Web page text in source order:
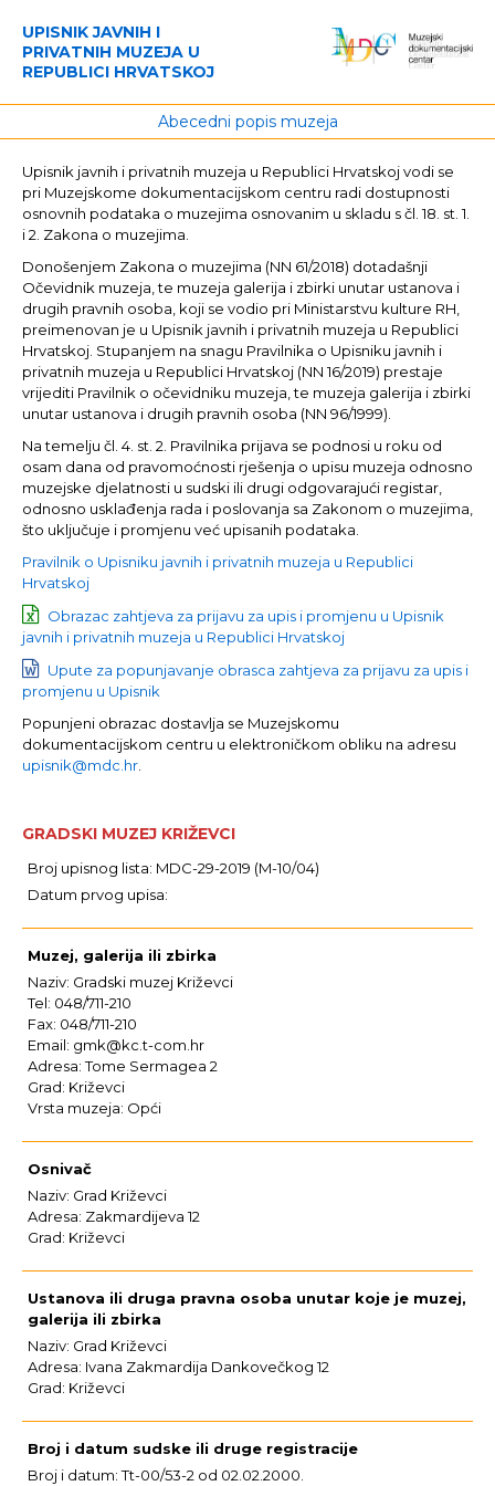
UPISNIK JAVNIH I
PRIVATNIH MUZEJA U
REPUBLICI HRVATSKOJ
Abecedni popis muzeja
Upisnik javnih i privatnih muzeja u Republici Hrvatskoj vodi se
pri Muzejskome dokumentacijskom centru radi dostupnosti
osnovnih podataka o muzejima osnovanim u skladu s čl. 18. st. 1.
i 2. Zakona o muzejima.
Donošenjem Zakona o muzejima (NN 61/2018) dotadašnji
Očevidnik muzeja, te muzeja galerija i zbirki unutar ustanova i
drugih pravnih osoba, koji se vodio pri Ministarstvu kulture RH,
preimenovan je u Upisnik javnih i privatnih muzeja u Republici
Hrvatskoj. Stupanjem na snagu Pravilnika o Upisniku javnih i
privatnih muzeja u Republici Hrvatskoj (NN 16/2019) prestaje
vrijediti Pravilnik o očevidniku muzeja, te muzeja galerija i zbirki
unutar ustanova i drugih pravnih osoba (NN 96/1999).
Na temelju čl. 4. st. 2. Pravilnika prijava se podnosi u roku od
osam dana od pravomoćnosti rješenja o upisu muzeja odnosno
muzejske djelatnosti u sudski ili drugi odgovarajući registar,
odnosno usklađenja rada i poslovanja sa Zakonom o muzejima,
što uključuje i promjenu već upisanih podataka.
Pravilnik o Upisniku javnih i privatnih muzeja u Republici
Hrvatskoj
Obrazac zahtjeva za prijavu za upis i promjenu u Upisnik
javnih i privatnih muzeja u Republici Hrvatskoj
Upute za popunjavanje obrasca zahtjeva za prijavu za upis i
promjenu u Upisnik
Popunjeni obrazac dostavlja se Muzejskomu
dokumentacijskom centru u elektroničkom obliku na adresu
upisnik@mdc.hr
GRADSKI MUZEJ KRIŽEVCI
Broj upisnog lista: MDC-29-2019 (M-10/04)
Datum prvog upisa:
Muzej, galerija ili zbirka
Naziv: Gradski muzej Križevci
Tel: 048/711-210
Fax: 048/711-210
Email: gmk@kc.t-com.hr
Adresa: Tome Sermagea 2
Grad: Križevci
Vrsta muzeja: Opći
Osnivač
Naziv: Grad Križevci
Adresa: Zakmardijeva 12
Grad: Križevci
Ustanova ili druga pravna osoba unutar koje je muzej,
galerija ili zbirka
Naziv: Grad Križevci
Adresa: Ivana Zakmardija Dankovečkog 12
Grad: Križevci
Broj i datum sudske ili druge registracije
Broj i datum: Tt-00/53-2 od 02.02.2000.